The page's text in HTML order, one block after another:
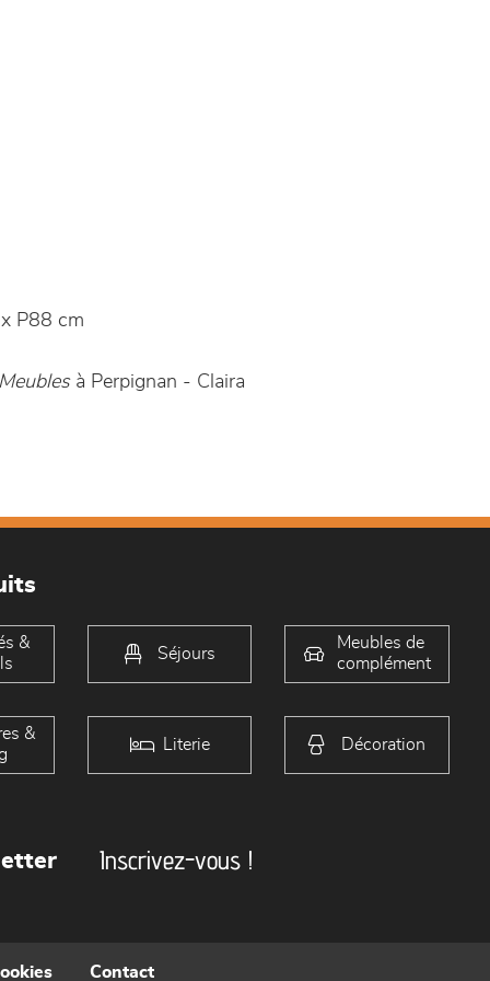
P88 cm
à Perpignan - Claira
&
Séjours
Meubles de
complément
&
Literie Décoration
Inscrivez-vous !
Contact